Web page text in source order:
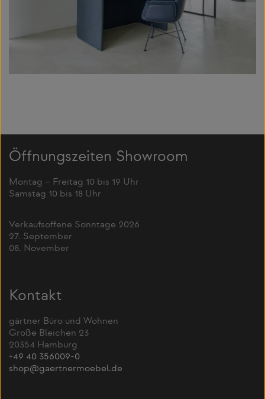
Öffnungszeiten Showroom
Montag – Freitag 10 bis 19 Uhr
Samstag 10 bis 18 Uhr
Verkaufsoffene Sonntage 2026
27. September
08. November
Kontakt
gärtner Büro und Wohnen
Große Bleichen 23
20354 Hamburg
+49 40 356009-0
shop@gaertnermoebel.de